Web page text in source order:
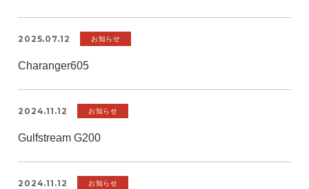
2025.07.12 お知らせ
Charanger605
2024.11.12 お知らせ
Gulfstream G200
2024.11.12 お知らせ